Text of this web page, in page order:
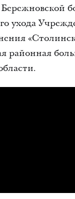
ухода
районная